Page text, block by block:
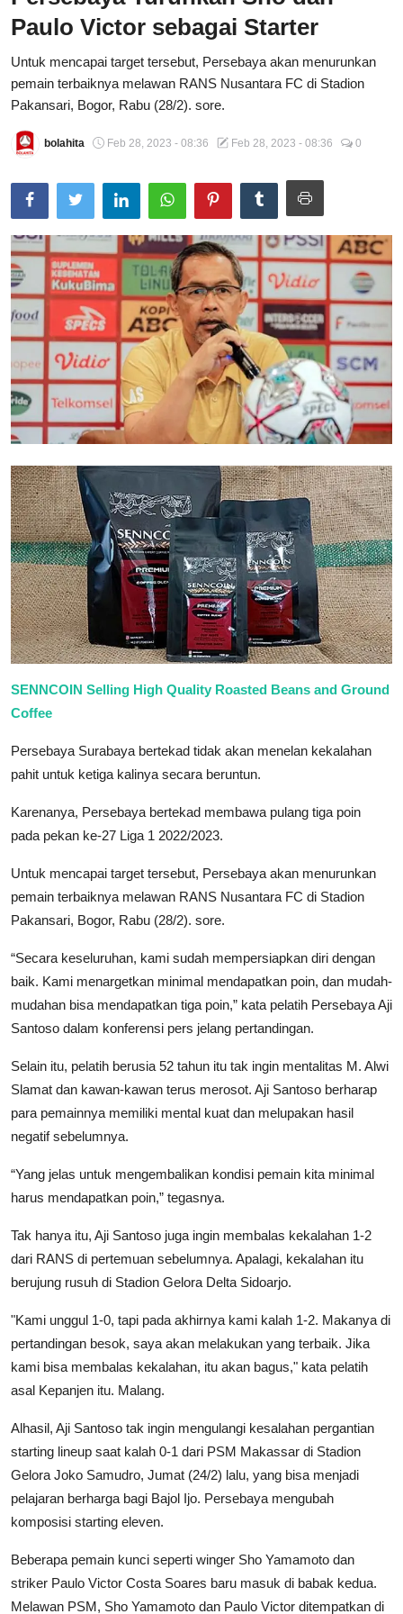
Total Sports
Contact
Pedoman Media Siber
Paulo Victor sebagai Starter
Untuk mencapai target tersebut, Persebaya akan menurunkan
pemain terbaiknya melawan RANS Nusantara FC di Stadion
Pakansari, Bogor, Rabu (28/2). sore.
bolahita Feb 28, 2023 - 08:36 Feb 28, 2023 - 08:36 0
SENNCOIN Selling High Quality Roasted Beans and Ground
Coffee
Persebaya Surabaya bertekad tidak akan menelan kekalahan
pahit untuk ketiga kalinya secara beruntun.
Karenanya, Persebaya bertekad membawa pulang tiga poin
pada pekan ke-27 Liga 1 2022/2023.
Untuk mencapai target tersebut, Persebaya akan menurunkan
pemain terbaiknya melawan RANS Nusantara FC di Stadion
Pakansari, Bogor, Rabu (28/2). sore.
“Secara keseluruhan, kami sudah mempersiapkan diri dengan
baik. Kami menargetkan minimal mendapatkan poin, dan mudah-
mudahan bisa mendapatkan tiga poin,” kata pelatih Persebaya Aji
Santoso dalam konferensi pers jelang pertandingan.
Selain itu, pelatih berusia 52 tahun itu tak ingin mentalitas M. Alwi
Slamat dan kawan-kawan terus merosot. Aji Santoso berharap
para pemainnya memiliki mental kuat dan melupakan hasil
negatif sebelumnya.
“Yang jelas untuk mengembalikan kondisi pemain kita minimal
harus mendapatkan poin,” tegasnya.
Tak hanya itu, Aji Santoso juga ingin membalas kekalahan 1-2
dari RANS di pertemuan sebelumnya. Apalagi, kekalahan itu
berujung rusuh di Stadion Gelora Delta Sidoarjo.
"Kami unggul 1-0, tapi pada akhirnya kami kalah 1-2. Makanya di
pertandingan besok, saya akan melakukan yang terbaik. Jika
kami bisa membalas kekalahan, itu akan bagus," kata pelatih
asal Kepanjen itu. Malang.
Alhasil, Aji Santoso tak ingin mengulangi kesalahan pergantian
starting lineup saat kalah 0-1 dari PSM Makassar di Stadion
Gelora Joko Samudro, Jumat (24/2) lalu, yang bisa menjadi
pelajaran berharga bagi Bajol Ijo. Persebaya mengubah
komposisi starting eleven.
Beberapa pemain kunci seperti winger Sho Yamamoto dan
striker Paulo Victor Costa Soares baru masuk di babak kedua.
Melawan PSM, Sho Yamamoto dan Paulo Victor ditempatkan di